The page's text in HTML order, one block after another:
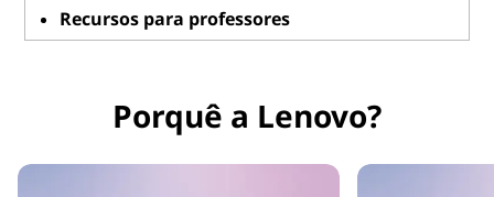
Recursos para professores
Porquê a Lenovo?